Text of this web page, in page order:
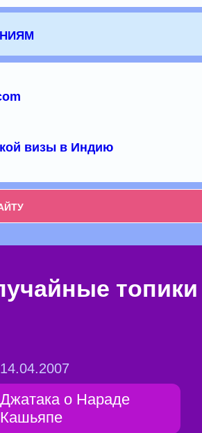
визы в Индию
топики
14.04.2007
Джатака о Нараде
Кашьяпе